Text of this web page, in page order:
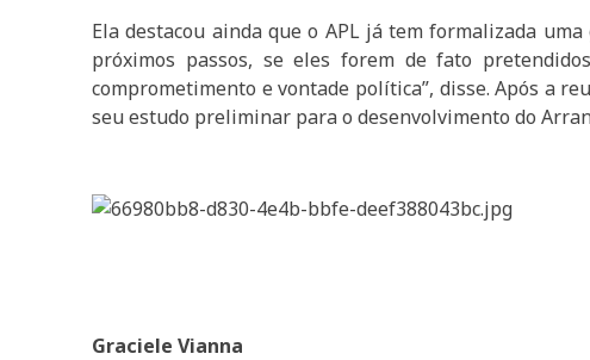
Ela destacou ainda que o APL já tem formalizada
próximos passos, se eles forem de fato
comprometimento e vontade política”, disse. Após a
seu estudo preliminar para o desenvolvimento do
Graciele Vianna